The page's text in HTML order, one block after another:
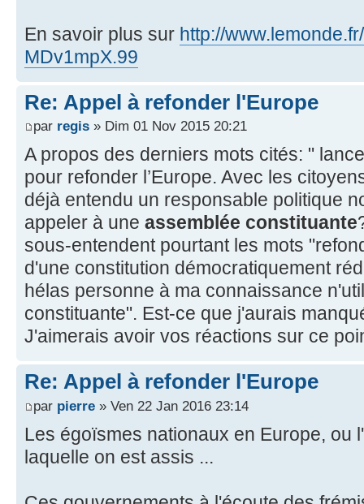
En savoir plus sur http://
MDv1mpX.99
Re: Appel à refonder l'Europe
par regis » Dim 01 Nov 2015 20:21
A propos des derniers mots cités: "
pour refonder l’Europe. Avec les
déjà entendu un responsable politique
appeler à une assemblée constituante
sous-entendent pourtant les mots
d'une constitution démocratiquement
hélas personne à ma connaissance
constituante". Est-ce que j'aurais
J'aimerais avoir vos réactions sur ce
Re: Appel à refonder l'Europe
par pierre » Ven 22 Jan 2016 23:14
Les égoïsmes nationaux en Europe, ou
laquelle on est assis ...